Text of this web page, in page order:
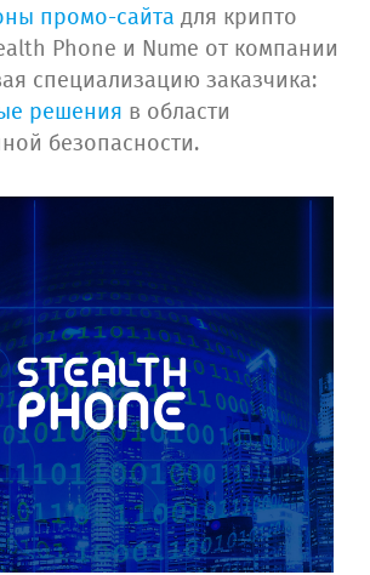
промо-сайта для крипто
Phone и Nume от компании
специализацию заказчика:
решения в области
безопасности.